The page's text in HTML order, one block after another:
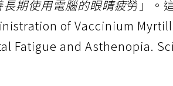
期使用電腦的眼睛疲勞」。
of Vaccinium
Fatigue and Asthenopia.